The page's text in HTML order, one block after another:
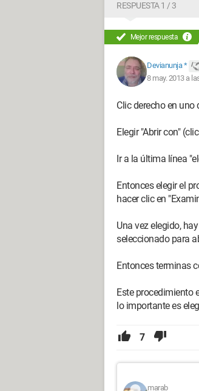
RESPUESTA 1 / 3
Mejor respuesta
Devianunja *
8 may. 2013 a
Clic derecho en
Elegir "Abrir con"
Ir a la última línea
Entonces elegir el
hacer clic en
Una vez elegido,
seleccionado para
Entonces terminas
Este procedimiento
lo importante es
7
marab